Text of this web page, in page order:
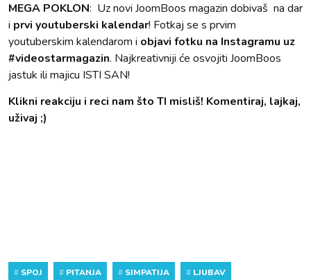
MEGA POKLON: Uz novi JoomBoos magazin dobivaš na dar
i prvi youtuberski kalendar! Fotkaj se s prvim
youtuberskim kalendarom i objavi fotku na Instagramu uz
#videostarmagazin. Najkreativniji će osvojiti JoomBoos
jastuk ili majicu ISTI SAN!
Klikni reakciju i reci nam što TI misliš! Komentiraj, lajkaj,
uživaj ;)
# SPOJ # PITANJA # SIMPATIJA # LJUBAV